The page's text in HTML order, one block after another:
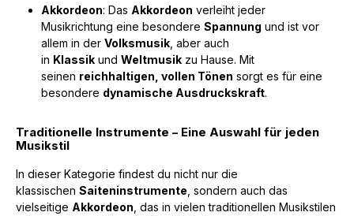
Akkordeon: Das Akkordeon verleiht jeder
Musikrichtung eine besondere Spannung und ist vor
allem in der Volksmusik , aber auch
in Klassik und Weltmusik zu Hause. Mit
seinen reichhaltigen, vollen Tönen sorgt es für eine
besondere dynamische Ausdruckskraft.
Traditionelle Instrumente – Eine Auswahl für jeden
Musikstil
In dieser Kategorie findest du nicht nur die
klassischen Saiteninstrumente , sondern auch das
vielseitige Akkordeon , das in vielen traditionellen Musikstilen